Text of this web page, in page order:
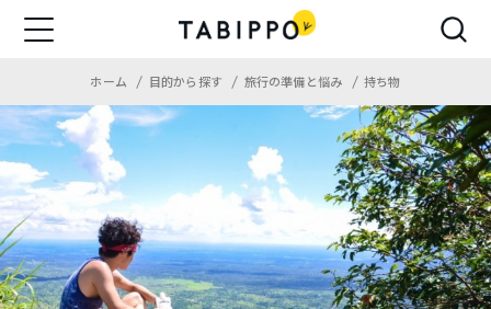
ホーム 目的から探す 旅行の準備と悩み 持ち物